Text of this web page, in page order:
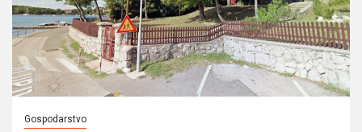
Gospodarstvo